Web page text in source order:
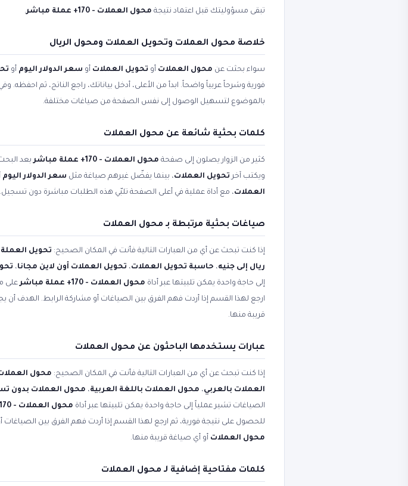
تبقى مسؤوليتك قبل اعتماد نتيجة محول العملات - 170+ عملة مباشر .
خلاصة محول العملات وتحويل العملات ومحول الريال
سواء بحثت عن محول العملات أو تحويل العملات أو سعر الدولار اليوم أو
فورية وشرحاً عربياً واضحاً. ابدأ من الأعلى، أدخل بياناتك، راجع الناتج، ثم
بالموضوع لتسهيل الوصول إلى نفس الصفحة من صياغات مختلفة.
كلمات بحثية شائعة عن محول العملات
كثير من الزوار يصلون إلى صفحة محول العملات - 170+ عملة مباشر بعد
ويكتب آخر تحويل العملات، بينما يفضّل غيرهم صياغة مثل سعر الدولار اليوم
العملات، مع أداة عملية في أعلى الصفحة تلبّي هذه الطلبات مباشرة دون تسجيل.
صياغات بحثية مرتبطة بـ محول العملات
إذا كنت تبحث عن أي من العبارات التالية فأنت في المكان الصحيح: تحويل العملة
ريال إلى جنيه، حاسبة تحويل العملات، تحويل العملات أون لاين مجانا،
إلى حاجة واحدة يمكن تلبيتها عبر أداة محول العملات - 170+ عملة مباشر
على
ارجع لهذا القسم إذا أردت فهم الفرق بين الصياغات أو مشاركة الرابط. الهدف
قريبة منها.
عبارات يستخدمها الباحثون عن محول العملات
إذا كنت تبحث عن أي من العبارات التالية فأنت في المكان الصحيح: محول
العملات بالعربي، محول العملات باللغة العربية، محول العملات بدون
الصياغات تشير عملياً إلى حاجة واحدة يمكن تلبيتها عبر أداة محول العملات - 170+ عملة مباشر
للحصول على نتيجة فورية، ثم ارجع لهذا القسم إذا أردت فهم الفرق بين
محول العملات أو أي صياغة قريبة منها.
كلمات مفتاحية إضافية لـ محول العملات